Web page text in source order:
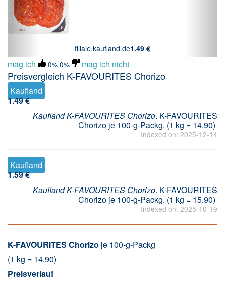
filiale.kaufland.de1.49 €
mag ich 0% 0% mag ich nicht
Preisvergleich K-FAVOURITES Chorizo
Kaufland
1.49 €
Kaufland K-FAVOURITES Chorizo. K-FAVOURITES
Chorizo je 100-g-Packg. (1 kg = 14.90)
Indexed on: 2025-12-14
Kaufland
1.59 €
Kaufland K-FAVOURITES Chorizo. K-FAVOURITES
Chorizo je 100-g-Packg. (1 kg = 15.90)
Indexed on: 2025-10-19
K-FAVOURITES Chorizo je 100-g-Packg
(1 kg = 14.90)
Preisverlauf